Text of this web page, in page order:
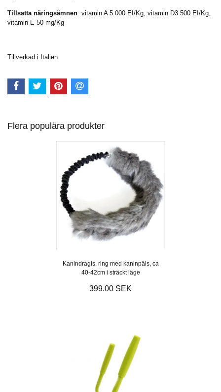
Tillsatta näringsämnen: vitamin A 5.000 EI/Kg, vitamin D3 500 EI/Kg,
vitamin E 50 mg/Kg
Tillverkad i Italien
Flera populära produkter
Kanindragis, ring med kaninpäls, ca
40-42cm i sträckt läge
399.00 SEK